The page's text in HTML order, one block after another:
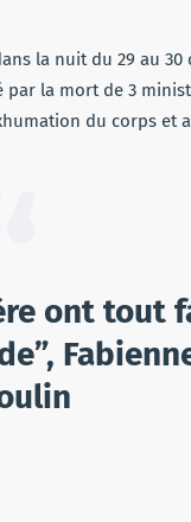
la nuit du 29 au
la mort de 3
du corps
ont tout